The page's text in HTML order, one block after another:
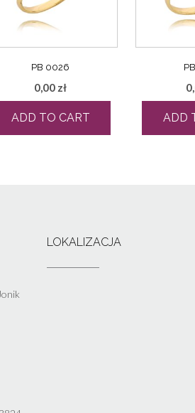
PB 0026
0,00 zł
ADD TO CART ADD
LOKALIZACJA